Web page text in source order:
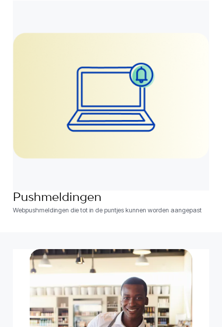
Pushmeldingen
Webpushmeldingen die tot in de puntjes kunnen worden aangepast